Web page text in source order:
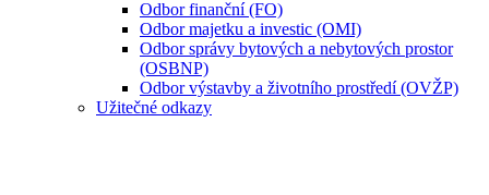
Odbor finanční (FO)
Odbor majetku a investic (OMI)
Odbor správy bytových a nebytových prostor
(OSBNP)
Odbor výstavby a životního prostředí (OVŽP)
Užitečné odkazy